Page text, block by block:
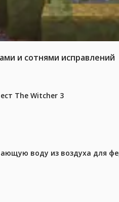
и сотнями исправлений
The Witcher 3
воду из воздуха для